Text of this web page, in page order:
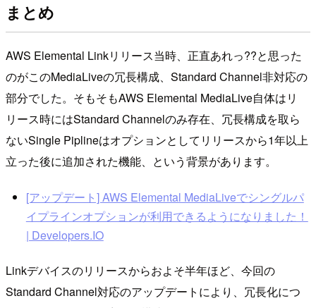
まとめ
AWS Elemental Linkリリース当時、正直あれっ??と思った
のがこのMediaLiveの冗長構成、Standard Channel非対応の
部分でした。そもそもAWS Elemental MediaLive自体はリ
リース時にはStandard Channelのみ存在、冗長構成を取ら
ないSingle Piplineはオプションとしてリリースから1年以上
立った後に追加された機能、という背景があります。
[アップデート] AWS Elemental MediaLiveでシングルパ
イプラインオプションが利用できるようになりました！
| Developers.IO
Linkデバイスのリリースからおよそ半年ほど、今回の
Standard Channel対応のアップデートにより、冗長化につ